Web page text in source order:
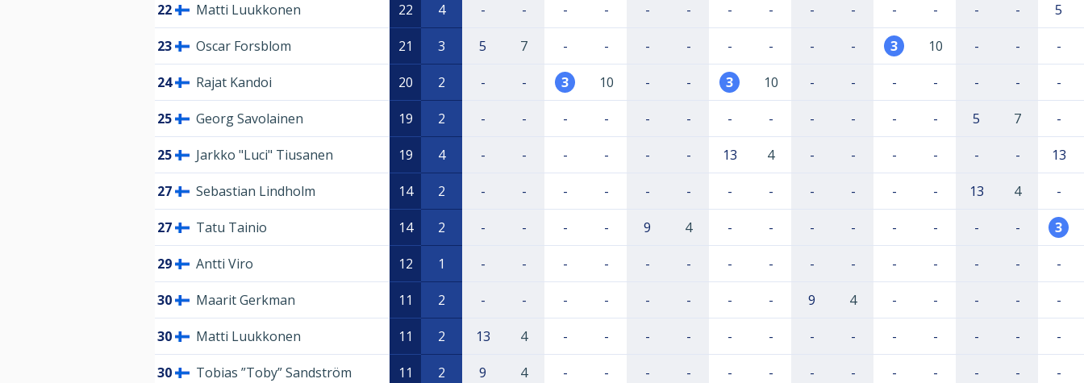
22 Matti Luukkonen 22 4 - - - - - - - - - - - - - - 5
23 Oscar Forsblom 21 3 5 7 - - - - - - - - 3 10 - - -
24 Rajat Kandoi 20 2 - - 3 10 - - 3 10 - - - - - - -
25 Georg Savolainen 19 2 - - - - - - - - - - - - 5 7 -
25 Jarkko "Luci" Tiusanen 19 4 - - - - - - 13 4 - - - - - - 13
27 Sebastian Lindholm 14 2 - - - - - - - - - - - - 13 4 -
27 Tatu Tainio 14 2 - - - - 9 4 - - - - - - - - 3
29 Antti Viro 12 1 - - - - - - - - - - - - - - -
30 Maarit Gerkman 11 2 - - - - - - - - 9 4 - - - - -
30 Matti Luukkonen 11 2 13 4 - - - - - - - - - - - - -
30 Tobias ”Toby” Sandström 11 2 9 4 - - - - - - - - - - - - -